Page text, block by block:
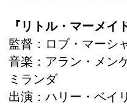
『リトル・マーメイ
監督：ロブ・マーシ
音楽：アラン・メン
ミランダ
出演：ハリー・ベイ